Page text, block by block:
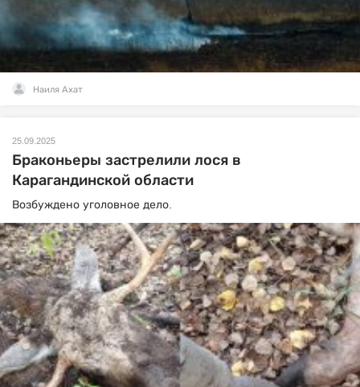
Наиля Ахат
25.09.2025
Браконьеры застрелили лося в
Карагандинской области
Возбуждено уголовное дело.